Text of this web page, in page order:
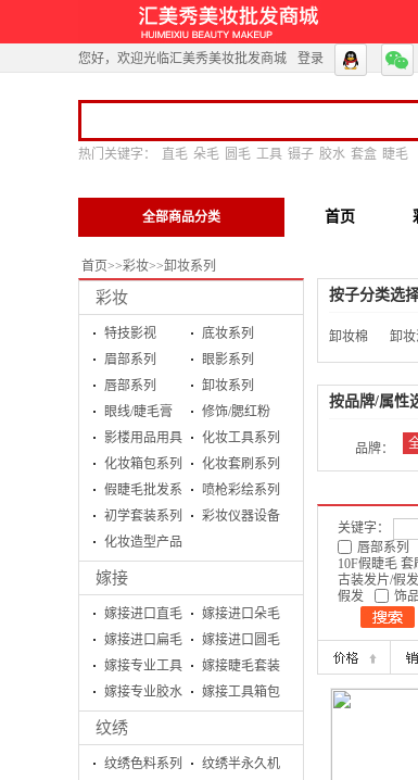
您好，欢迎光临汇美秀美妆批发商城 登录
热门关键字： 直毛 朵毛 圆毛 工具 镊子 胶水 套盒 睫毛
全部商品分类 首页
首页>>彩妆>>卸妆系列
彩妆
特技影视
底妆系列
眉部系列
眼影系列
唇部系列
卸妆系列
眼线/睫毛膏
修饰/腮红粉
影楼用品用具
化妆工具系列
化妆箱包系列
化妆套刷系列
假睫毛批发系
列
喷枪彩绘系列
初学套装系列
彩妆仪器设备
化妆造型产品
嫁接
嫁接进口直毛
嫁接进口朵毛
嫁接进口扁毛
嫁接进口圆毛
嫁接专业工具
系列
嫁接睫毛套装
系列
嫁接专业胶水
系列
嫁接工具箱包
纹绣
纹绣色料系列
纹绣半永久机
按子分类选
卸妆棉 卸
按品牌/属性
品牌：
关键字：
唇部系列
10F假睫毛 套
古装发片/假
假发
饰品